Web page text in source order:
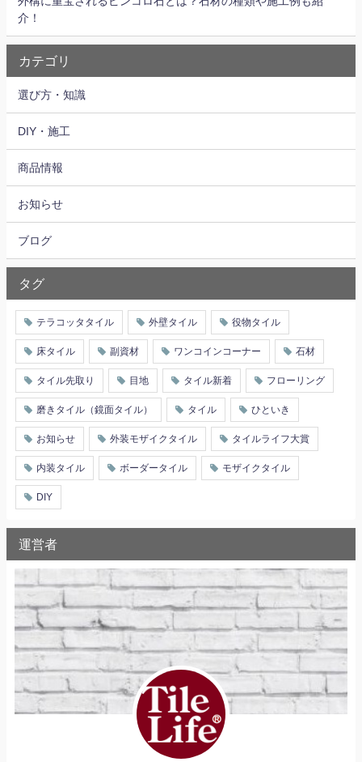
介！
カテゴリ
選び方・知識
DIY・施工
商品情報
お知らせ
ブログ
タグ
テラコッタタイル 外壁タイル 役物タイル
床タイル 副資材 ワンコインコーナー 石材
タイル先取り 目地 タイル新着 フローリング
磨きタイル（鏡面タイル） タイル ひといき
お知らせ 外装モザイクタイル タイルライフ大賞
内装タイル ボーダータイル モザイクタイル
DIY
運営者